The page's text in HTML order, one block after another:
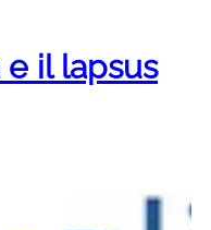
e il lapsus